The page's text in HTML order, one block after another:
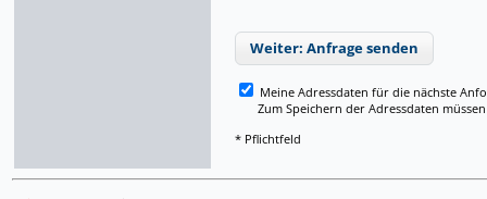
Weiter: Anfrage senden
Meine Adressdaten für die nächste
Zum Speichern der Adressdaten müssen
* Pflichtfeld